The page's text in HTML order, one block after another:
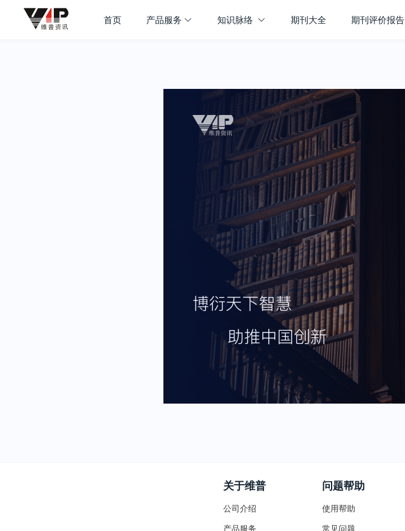
首页 产品服务 知识脉络 期刊大全 期刊评价报告
关于维普
公司介绍
产品服务
问题帮助
使用帮助
常见问题